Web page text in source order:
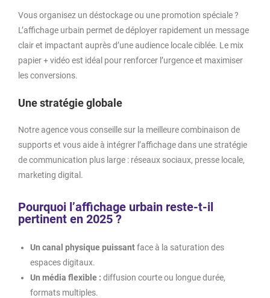
Vous organisez un déstockage ou une promotion spéciale ?
L’affichage urbain permet de déployer rapidement un message
clair et impactant auprès d’une audience locale ciblée. Le mix
papier + vidéo est idéal pour renforcer l’urgence et maximiser
les conversions.
Une stratégie globale
Notre agence vous conseille sur la meilleure combinaison de
supports et vous aide à intégrer l’affichage dans une stratégie
de communication plus large : réseaux sociaux, presse locale,
marketing digital.
Pourquoi l’affichage urbain reste-t-il
pertinent en 2025 ?
Un canal physiquepuissantface à la saturation des
espaces digitaux.
Un média flexible : diffusion courte ou longue durée,
formats multiples.